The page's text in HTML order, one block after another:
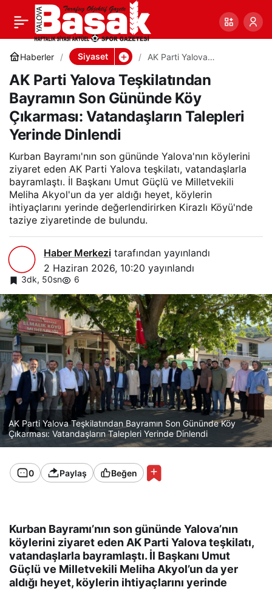
Haberler Siyaset
AK Parti Yalova
Gününde Köy Çıkarması:
Vatandaşların Talepleri
Yerinde Dinlendi
AK Parti Yalova Teşkilatından
Bayramın Son Gününde Köy
Çıkarması: Vatandaşların Talepleri
Yerinde Dinlendi
Kurban Bayramı'nın son gününde Yalova'nın köylerini
ziyaret eden AK Parti Yalova teşkilatı, vatandaşlarla
bayramlaştı. İl Başkanı Umut Güçlü ve Milletvekili
Meliha Akyol'un da yer aldığı heyet, köylerin
ihtiyaçlarını yerinde değerlendirirken Kirazlı Köyü'nde
taziye ziyaretinde de bulundu.
Haber Merkezi tarafından yayınlandı
2 Haziran 2026, 10:20 yayınlandı
3dk, 50sn 6
AK Parti Yalova Teşkilatından Bayramın Son Gününde Köy
Çıkarması: Vatandaşların Talepleri Yerinde Dinlendi
0 Paylaş Beğen
Kurban Bayramı’nın son gününde Yalova’nın
köylerini ziyaret eden AK Parti Yalova teşkilatı,
vatandaşlarla bayramlaştı. İl Başkanı Umut
Güçlü ve Milletvekili Meliha Akyol’un da yer
aldığı heyet, köylerin ihtiyaçlarını yerinde
AK Parti Yalova
Teşkilatından Bayramın
Son Gününde Köy
Çıkarması: Vatandaşların
Talepleri Yerinde Dinlendi
0 Paylaş